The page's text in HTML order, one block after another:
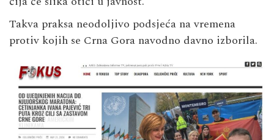
Takva praksa neodoljivo podsjeća na vremena
protiv kojih se Crna Gora navodno davno izborila.